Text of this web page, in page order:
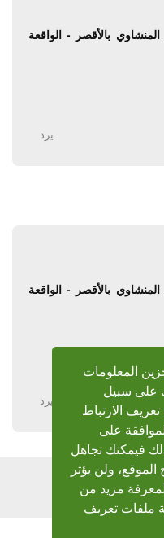
المعلومات
على سبيل
الارتباط
على
فيمكنك تجاهل
ولن يؤثر
مزيد من
ملفات تعريف
بالأقصر - الواقعة
يرد
بالأقصر - الواقعة
يرد